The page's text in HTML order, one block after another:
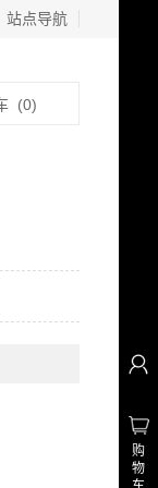
站点导航
(0)
购
物